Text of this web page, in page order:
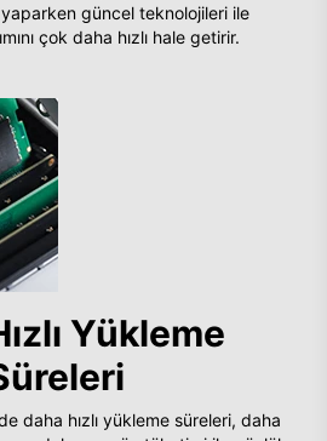
güncel teknolojileri ile
çok daha hızlı hale getirir.
Yükleme
daha hızlı yükleme süreleri, daha